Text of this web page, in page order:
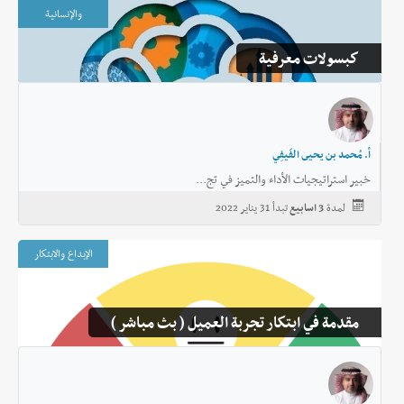
PMI
§ معتمد في مراجعة نضج ممارسات إدارة وتحسين الأداء -
KPIs Institute
كبسولات معرفية
والإنسانية
أ. مُحمد بن يحيى الفَيفِي
خبير استراتيجيات الأداء والتميز في تج...
لمدة3 اسابيع تبدأ 31 يناير 2022
مقدمة في ابتكار تجربة العميل ( بث مباشر )
الإبداع والابتكار